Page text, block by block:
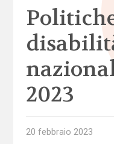
2023
20 febbraio 2023